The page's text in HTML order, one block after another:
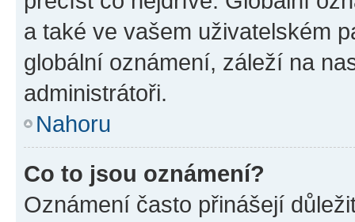
a také ve vašem uživatelském
globální oznámení, záleží na
administrátoři.
Nahoru
Co to jsou oznámení?
Oznámení často přinášejí